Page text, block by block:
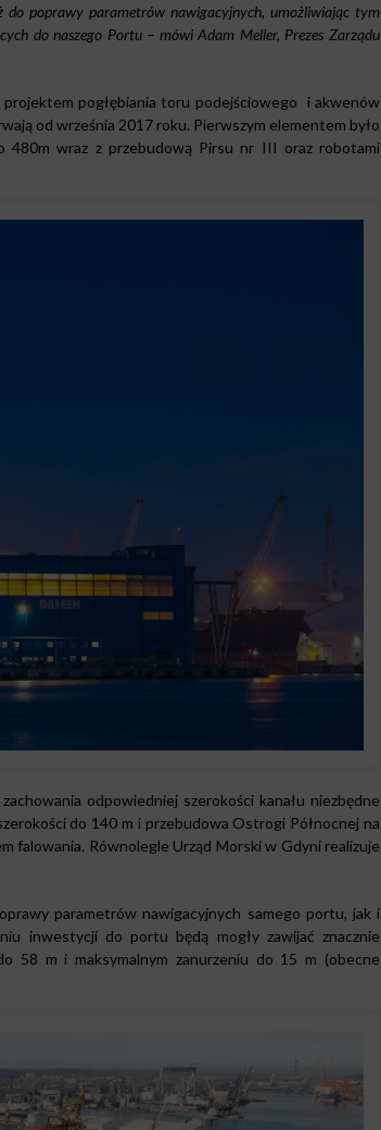
do poprawy parametrów nawigacyjnych, umożliwiając tym
do naszego Portu – mówi Adam Meller, Prezes Zarządu
pogłębiania toru podejściowego i akwenów
od września 2017 roku. Pierwszym elementem było
480m wraz z przebudową Pirsu nr III oraz robotami
odpowiedniej szerokości kanału niezbędne
do 140 m i przebudowa Ostrogi Północnej na
falowania. Równolegle Urząd Morski w Gdyni realizuje
parametrów nawigacyjnych samego portu, jak i
inwestycji do portu będą mogły zawijać znacznie
58 m i maksymalnym zanurzeniu do 15 m (obecne